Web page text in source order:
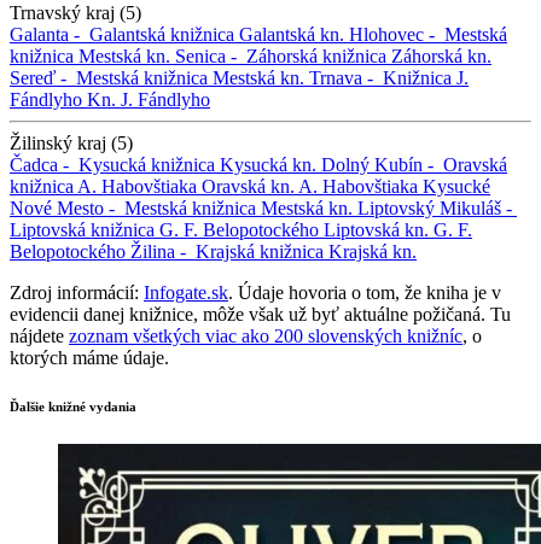
Trnavský kraj (5)
Galanta - Galantská knižnica Galantská kn. Hlohovec - Mestská
knižnica Mestská kn. Senica - Záhorská knižnica Záhorská kn.
Sereď - Mestská knižnica Mestská kn. Trnava - Knižnica J.
Fándlyho Kn. J. Fándlyho
Žilinský kraj (5)
Čadca - Kysucká knižnica Kysucká kn. Dolný Kubín - Oravská
knižnica A. Habovštiaka Oravská kn. A. Habovštiaka Kysucké
Nové Mesto - Mestská knižnica Mestská kn. Liptovský Mikuláš -
Liptovská knižnica G. F. Belopotockého Liptovská kn. G. F.
Belopotockého Žilina - Krajská knižnica Krajská kn.
Zdroj informácií: Infogate.sk. Údaje hovoria o tom, že kniha je v
evidencii danej knižnice, môže však už byť aktuálne požičaná. Tu
nájdete zoznam všetkých viac ako 200 slovenských knižníc, o
ktorých máme údaje.
Ďalšie knižné vydania